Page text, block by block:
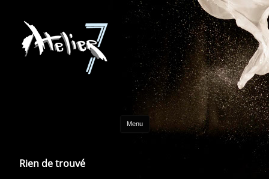
Menu Aller au contenu
Rien de trouvé